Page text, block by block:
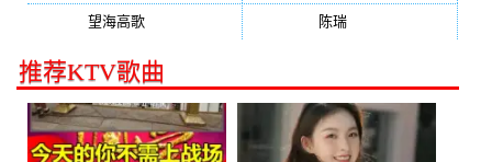
望海高歌 陈瑞(128)
推荐KTV歌曲